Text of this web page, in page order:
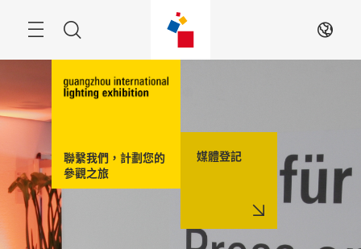
ZH
聯繫我們，計劃您的
參觀之旅
媒體登記